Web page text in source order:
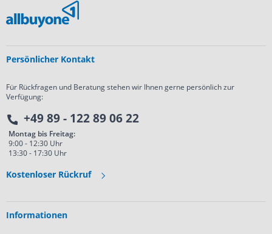
Persönlicher Kontakt
Für Rückfragen und Beratung stehen wir Ihnen gerne persönlich zur
Verfügung:
+49 89 - 122 89 06 22
Montag bis Freitag:
9:00 - 12:30 Uhr
13:30 - 17:30 Uhr
Kostenloser Rückruf
Informationen